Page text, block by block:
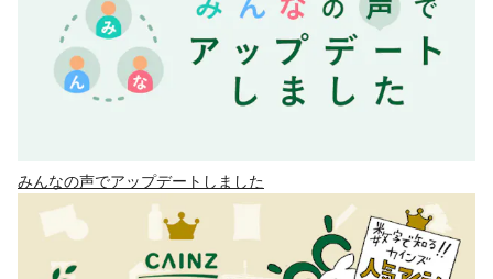
みんなの声でアップデートしました